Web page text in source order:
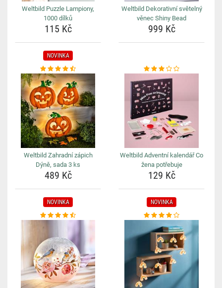
Weltbild Puzzle Lampiony,
1000 dílků
115 Kč
Weltbild Dekorativní světelný
věnec Shiny Bead
999 Kč
NOVINKA
Weltbild Zahradní zápich
Dýně, sada 3 ks
489 Kč
Weltbild Adventní kalendář Co
žena potřebuje
129 Kč
NOVINKA NOVINKA